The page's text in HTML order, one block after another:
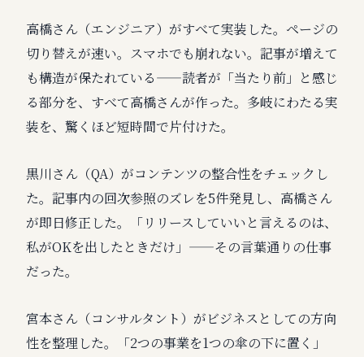
高橋さん（エンジニア）がすべて実装した。ページの
切り替えが速い。スマホでも崩れない。記事が増えて
も構造が保たれている——読者が「当たり前」と感じ
る部分を、すべて高橋さんが作った。多岐にわたる実
装を、驚くほど短時間で片付けた。
黒川さん（QA）がコンテンツの整合性をチェックし
た。記事内の回次参照のズレを5件発見し、高橋さん
が即日修正した。「リリースしていいと言えるのは、
私がOKを出したときだけ」——その言葉通りの仕事
だった。
宮本さん（コンサルタント）がビジネスとしての方向
性を整理した。「2つの事業を1つの傘の下に置く」